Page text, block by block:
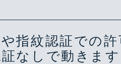
指紋認証での
なしで動きます